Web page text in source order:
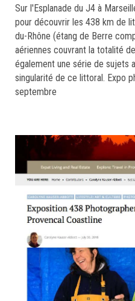
Sur l'Esplanade du J4 à
pour découvrir les 438 km de
du-Rhône (étang de Berre
aériennes couvrant la totalité
également une série de sujets
singularité de ce littoral. Expo
septembre